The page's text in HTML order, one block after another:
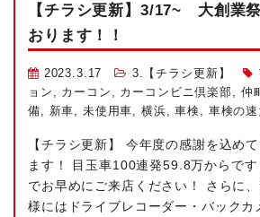
【チラシ更新】3/17~ 大創業
おります！！
2023.3.17 3.【チラシ更新】
ョン
カーコン カーコンビニ倶楽部 仲
備
新車 未使用車 横浜 ,車検 車検の速
【チラシ更新】 今年度の感謝を込め
ます！ 目玉車100連発59.8万からで
でお早めにご来店ください！ さらに
様にはドライブレコーダー・バックカ